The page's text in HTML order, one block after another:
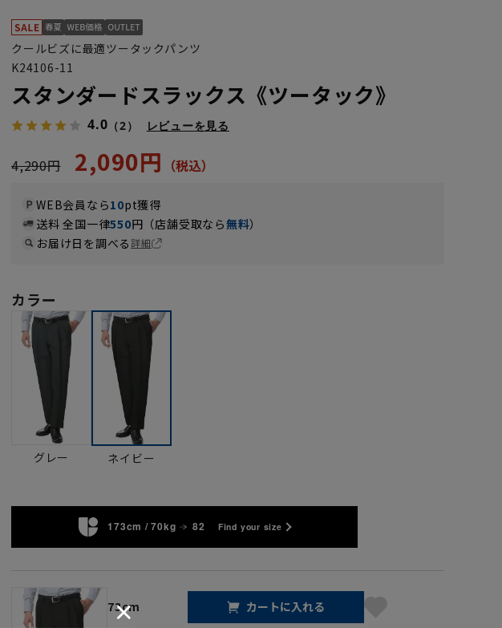
クールビズに最適ツータックパンツ
K24106-11
スタンダードスラックス《ツータック》
4.0 （2） レビューを見る
4,290円 2,090円
WEB会員なら10pt獲得
送料 全国一律550円（店舗受取なら無料）
お届け日を調べる詳細
カラー
グレー ネイビー
173cm / 70kg 82 Find your size
73cm カートに入れる